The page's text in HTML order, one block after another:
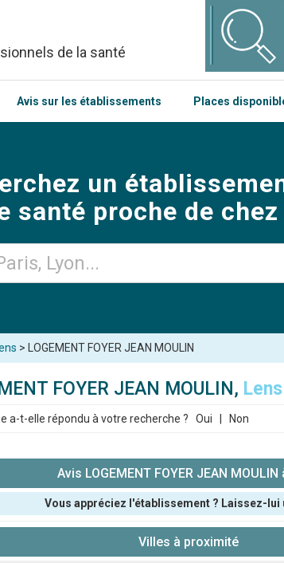
de la santé
Avis sur les établissements Places
un
santé proche de chez
> LOGEMENT FOYER JEAN MOULIN
FOYER JEAN MOULIN,
a-t-elle répondu à votre recherche ? Oui Non
Avis LOGEMENT FOYER JEAN MOULIN
Vous appréciez l'établissement ? Laissez-lui
Villes à proximité